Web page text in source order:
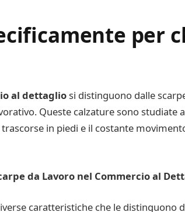
per
al dettagliosi distinguono dalle
Queste calzature sono
in piedi e il costante
da Lavoro nel Commercio al
caratteristiche che le distinguono